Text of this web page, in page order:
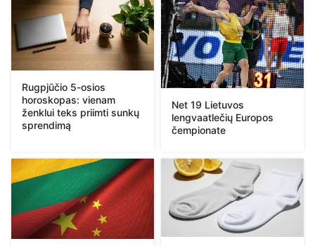
Rugpjūčio 5-osios
horoskopas: vienam
ženklui teks priimti sunkų
sprendimą
Net 19 Lietuvos
lengvaatlečių Europos
čempionate